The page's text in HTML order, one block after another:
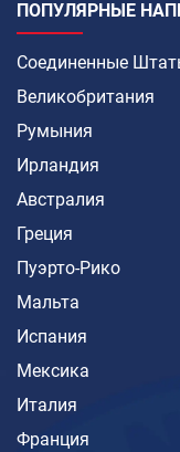
ПОПУЛЯРНЫЕ
Соединенные
Великобритания
Румыния
Ирландия
Австралия
Греция
Пуэрто-Рико
Мальта
Испания
Мексика
Италия
Франция